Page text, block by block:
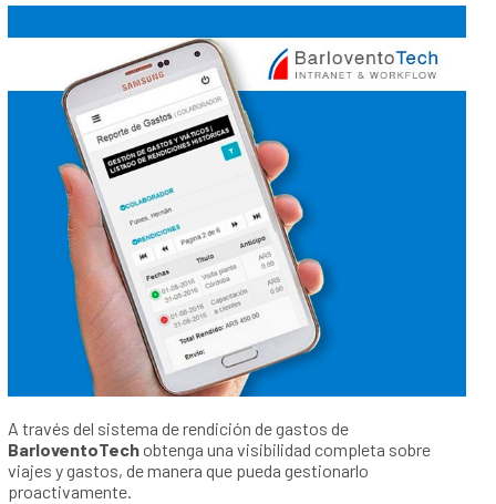
A través del sistema de rendición de gastos de
BarloventoTech obtenga una visibilidad completa sobre
viajes y gastos, de manera que pueda gestionarlo
proactivamente.